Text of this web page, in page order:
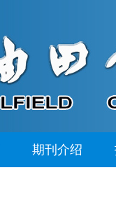
期刊介绍